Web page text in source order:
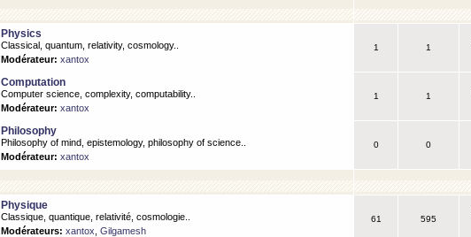
Physics
Classical, quantum, relativity, cosmology..
Modérateur: xantox
1 1
Computation
Computer science, complexity, computability..
Modérateur: xantox
1 1
Philosophy
Philosophy of mind, epistemology, philosophy of science..
Modérateur: xantox
0 0
Physique
Classique, quantique, relativité, cosmologie..
Modérateurs: xantox Gilgamesh
61 595